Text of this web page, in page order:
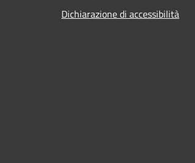
Dichiarazione di accessibilità